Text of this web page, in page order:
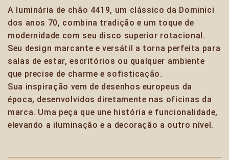
A luminária de chão 4419, um clássico da Dominici
dos anos 70, combina tradição e um toque de
modernidade com seu disco superior rotacional.
Seu design marcante e versátil a torna perfeita para
salas de estar, escritórios ou qualquer ambiente
que precise de charme e sofisticação.
Sua inspiração vem de desenhos europeus da
época, desenvolvidos diretamente nas oficinas da
marca. Uma peça que une história e funcionalidade,
elevando a iluminação e a decoração a outro nível.